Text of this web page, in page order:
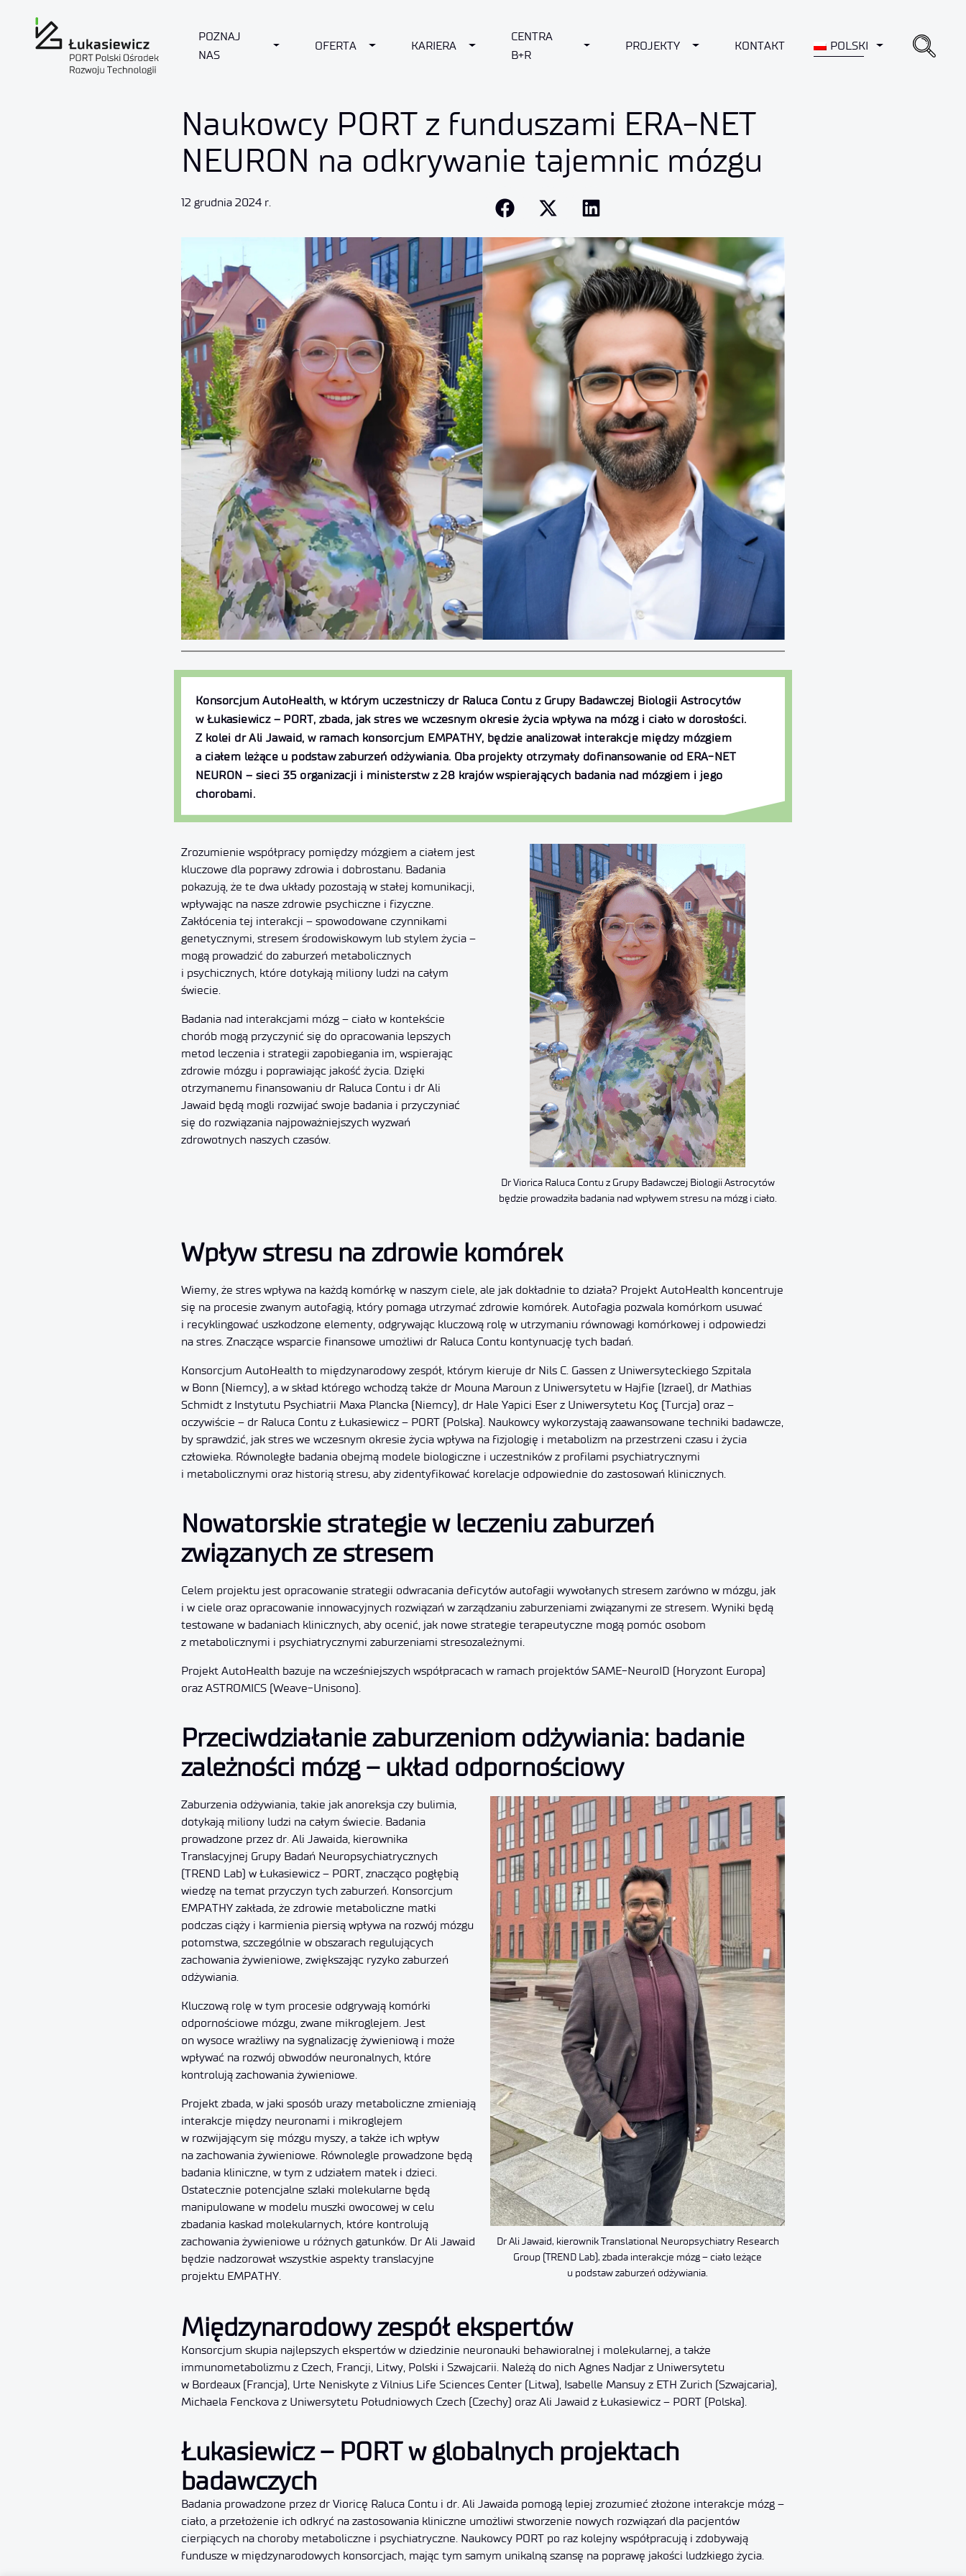
POZNAJ
NAS
TOGGLE DROPDOWN
OFERTA TOGGLE DROPDOWN
KARIERA TOGGLE DROPDOWN
CENTRA
B+R
TOGGLE DROPDOWN
PROJEKTY TOGGLE DROPDOWN
KONTAKT POLSKI TOGGLE
Naukowcy PORT z funduszami ERA-NET
NEURON na odkrywanie tajemnic mózgu
12 grudnia 2024
Konsorcjum AutoHealth, w którym uczestniczy dr Raluca Contu z Grupy Badawczej Biologii Astrocytów
w Łukasiewicz – PORT, zbada, jak stres we wczesnym okresie życia wpływa na mózg i ciało w dorosłości.
Z kolei dr Ali Jawaid, w ramach konsorcjum EMPATHY, będzie analizował interakcje między mózgiem
a ciałem leżące u podstaw zaburzeń odżywiania. Oba projekty otrzymały dofinansowanie od ERA-NET
NEURON – sieci 35 organizacji i ministerstw z 28 krajów wspierających badania nad mózgiem i jego
chorobami.
Zrozumienie współpracy pomiędzy mózgiem a ciałem jest
kluczowe dla poprawy zdrowia i dobrostanu. Badania
pokazują, że te dwa układy pozostają w stałej komunikacji,
wpływając na nasze zdrowie psychiczne i fizyczne.
Zakłócenia tej interakcji – spowodowane czynnikami
genetycznymi, stresem środowiskowym lub stylem życia –
mogą prowadzić do zaburzeń metabolicznych
i psychicznych, które dotykają miliony ludzi na całym
świecie.
Badania nad interakcjami mózg – ciało w kontekście
chorób mogą przyczynić się do opracowania lepszych
metod leczenia i strategii zapobiegania im, wspierając
zdrowie mózgu i poprawiając jakość życia. Dzięki
otrzymanemu finansowaniu dr Raluca Contu i dr Ali
Jawaid będą mogli rozwijać swoje badania i przyczyniać
się do rozwiązania najpoważniejszych wyzwań
zdrowotnych naszych czasów.
Dr Viorica Raluca Contu z Grupy Badawczej Biologii Astrocytów
będzie prowadziła badania nad wpływem stresu na mózg i ciało.
Wpływ stresu na zdrowie komórek
Wiemy, że stres wpływa na każdą komórkę w naszym ciele, ale jak dokładnie to działa? Projekt AutoHealth koncentruje
się na procesie zwanym autofagią, który pomaga utrzymać zdrowie komórek. Autofagia pozwala komórkom usuwać
i recyklingować uszkodzone elementy, odgrywając kluczową rolę w utrzymaniu równowagi komórkowej i odpowiedzi
na stres. Znaczące wsparcie finansowe umożliwi dr Raluca Contu kontynuację tych badań.
Konsorcjum AutoHealth to międzynarodowy zespół, którym kieruje dr Nils C. Gassen z Uniwersyteckiego Szpitala
w Bonn (Niemcy), a w skład którego wchodzą także dr Mouna Maroun z Uniwersytetu w Hajfie (Izrael), dr Mathias
Schmidt z Instytutu Psychiatrii Maxa Plancka (Niemcy), dr Hale Yapici Eser z Uniwersytetu Koç (Turcja) oraz –
oczywiście – dr Raluca Contu z Łukasiewicz – PORT (Polska). Naukowcy wykorzystają zaawansowane techniki badawcze,
by sprawdzić, jak stres we wczesnym okresie życia wpływa na fizjologię i metabolizm na przestrzeni czasu i życia
człowieka. Równoległe badania obejmą modele biologiczne i uczestników z profilami psychiatrycznymi
i metabolicznymi oraz historią stresu, aby zidentyfikować korelacje odpowiednie do zastosowań klinicznych.
Nowatorskie strategie w leczeniu zaburzeń
związanych ze stresem
Celem projektu jest opracowanie strategii odwracania deficytów autofagii wywołanych stresem zarówno w mózgu, jak
i w ciele oraz opracowanie innowacyjnych rozwiązań w zarządzaniu zaburzeniami związanymi ze stresem. Wyniki będą
testowane w badaniach klinicznych, aby ocenić, jak nowe strategie terapeutyczne mogą pomóc osobom
z metabolicznymi i psychiatrycznymi zaburzeniami stresozależnymi.
Projekt AutoHealth bazuje na wcześniejszych współpracach w ramach projektów SAME-NeuroID (Horyzont Europa)
oraz ASTROMICS (Weave-Unisono).
Przeciwdziałanie zaburzeniom odżywiania: badanie
zależności mózg – układ odpornościowy
Zaburzenia odżywiania, takie jak anoreksja czy bulimia,
dotykają miliony ludzi na całym świecie. Badania
prowadzone przez dr. Ali Jawaida, kierownika
Translacyjnej Grupy Badań Neuropsychiatrycznych
(TREND Lab) w Łukasiewicz – PORT, znacząco pogłębią
wiedzę na temat przyczyn tych zaburzeń. Konsorcjum
EMPATHY zakłada, że zdrowie metaboliczne matki
podczas ciąży i karmienia piersią wpływa na rozwój mózgu
potomstwa, szczególnie w obszarach regulujących
zachowania żywieniowe, zwiększając ryzyko zaburzeń
odżywiania.
Kluczową rolę w tym procesie odgrywają komórki
odpornościowe mózgu, zwane mikroglejem. Jest
on wysoce wrażliwy na sygnalizację żywieniową i może
wpływać na rozwój obwodów neuronalnych, które
kontrolują zachowania żywieniowe.
Projekt zbada, w jaki sposób urazy metaboliczne zmieniają
interakcje między neuronami i mikroglejem
w rozwijającym się mózgu myszy, a także ich wpływ
na zachowania żywieniowe. Równolegle prowadzone będą
badania kliniczne, w tym z udziałem matek i dzieci.
Ostatecznie potencjalne szlaki molekularne będą
manipulowane w modelu muszki owocowej w celu
zbadania kaskad molekularnych, które kontrolują
zachowania żywieniowe u różnych gatunków. Dr Ali Jawaid
będzie nadzorował wszystkie aspekty translacyjne
projektu EMPATHY.
Dr Ali Jawaid, kierownik Translational Neuropsychiatry Research
Group (TREND Lab), zbada interakcje mózg – ciało leżące
u podstaw zaburzeń odżywiania.
Międzynarodowy zespół ekspertów
Konsorcjum skupia najlepszych ekspertów w dziedzinie neuronauki behawioralnej i molekularnej, a także
immunometabolizmu z Czech, Francji, Litwy, Polski i Szwajcarii. Należą do nich Agnes Nadjar z Uniwersytetu
w Bordeaux (Francja), Urte Neniskyte z Vilnius Life Sciences Center (Litwa), Isabelle Mansuy z ETH Zurich (Szwajcaria),
Michaela Fenckova z Uniwersytetu Południowych Czech (Czechy) oraz Ali Jawaid z Łukasiewicz – PORT (Polska).
Łukasiewicz – PORT w globalnych projektach
badawczych
Badania prowadzone przez dr Vioricę Raluca Contu i dr. Ali Jawaida pomogą lepiej zrozumieć złożone interakcje mózg –
ciało, a przełożenie ich odkryć na zastosowania kliniczne umożliwi stworzenie nowych rozwiązań dla pacjentów
cierpiących na choroby metaboliczne i psychiatryczne. Naukowcy PORT po raz kolejny współpracują i zdobywają
fundusze w międzynarodowych konsorcjach, mając tym samym unikalną szansę na poprawę jakości ludzkiego życia.